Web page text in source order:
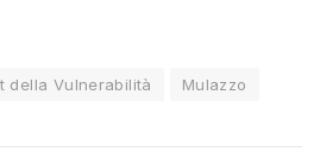
della Vulnerabilità Mulazzo